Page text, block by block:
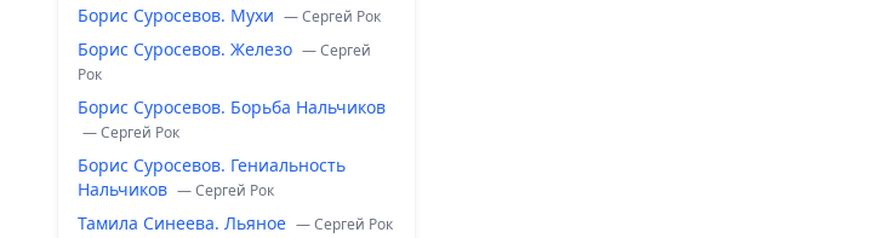
Борис Суросевов. Мухи — Сергей Рок
Борис Суросевов. Железо — Сергей
Рок
Борис Суросевов. Борьба Нальчиков
— Сергей Рок
Борис Суросевов. Гениальность
Нальчиков — Сергей Рок
Тамила Синеева. Льяное — Сергей Рок